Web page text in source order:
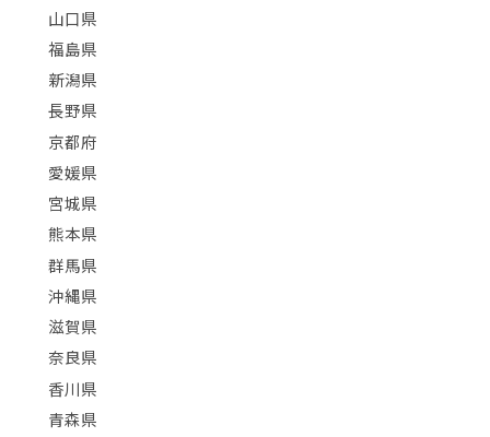
山口県
福島県
新潟県
長野県
京都府
愛媛県
宮城県
熊本県
群馬県
沖縄県
滋賀県
奈良県
香川県
青森県